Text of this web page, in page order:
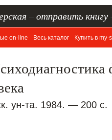
отправить книгу
on-line Весь каталог Купить в my-
ун-та. 1984. — 200 с.